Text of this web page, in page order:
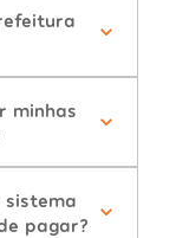
minhas
pagar?